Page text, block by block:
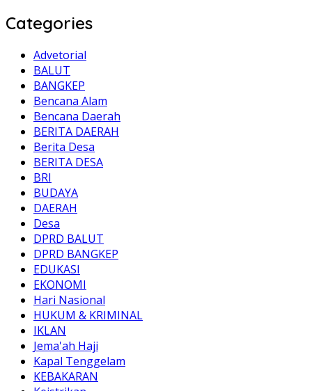
Categories
Advetorial
BALUT
BANGKEP
Bencana Alam
Bencana Daerah
BERITA DAERAH
Berita Desa
BERITA DESA
BRI
BUDAYA
DAERAH
Desa
DPRD BALUT
DPRD BANGKEP
EDUKASI
EKONOMI
Hari Nasional
HUKUM & KRIMINAL
IKLAN
Jema'ah Haji
Kapal Tenggelam
KEBAKARAN